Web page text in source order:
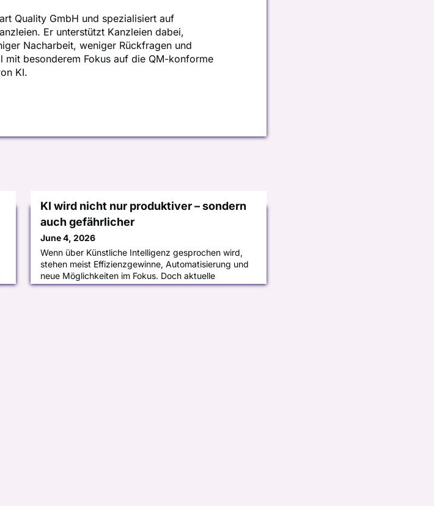
Quality GmbH und spezialisiert auf
Er unterstützt Kanzleien dabei,
Nacharbeit, weniger Rückfragen und
mit besonderem Fokus auf die QM-konforme
KI.
KI wird nicht nur produktiver – sondern
auch gefährlicher
June 4, 2026
Wenn über Künstliche Intelligenz gesprochen wird,
stehen meist Effizienzgewinne, Automatisierung und
neue Möglichkeiten im Fokus. Doch aktuelle
Forschungsergebnisse zeigen eine andere Seite der